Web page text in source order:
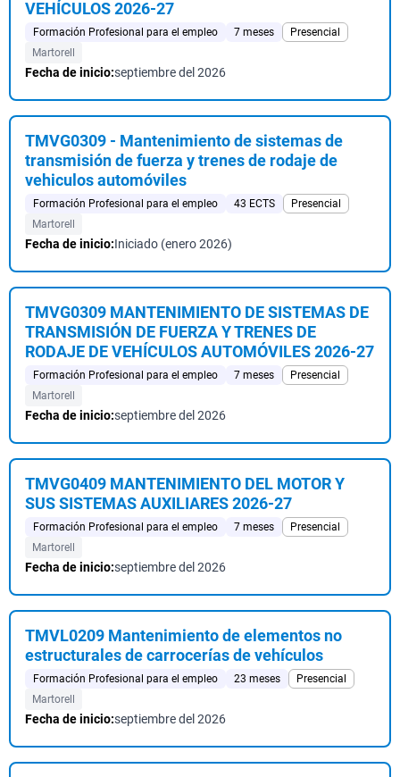
VEHÍCULOS 2026-27
Formación Profesional para el empleo 7 meses
Presencial
Martorell
Fecha de inicio:septiembre del 2026
TMVG0309 - Mantenimiento de sistemas de
transmisión de fuerza y trenes de rodaje de
vehiculos automóviles
Formación Profesional para el empleo 43 ECTS
Presencial
Martorell
Fecha de inicio:Iniciado (enero 2026)
TMVG0309 MANTENIMIENTO DE SISTEMAS DE
TRANSMISIÓN DE FUERZA Y TRENES DE
RODAJE DE VEHÍCULOS AUTOMÓVILES 2026-27
Formación Profesional para el empleo 7 meses
Presencial
Martorell
Fecha de inicio:septiembre del 2026
TMVG0409 MANTENIMIENTO DEL MOTOR Y
SUS SISTEMAS AUXILIARES 2026-27
Formación Profesional para el empleo 7 meses
Presencial
Martorell
Fecha de inicio:septiembre del 2026
TMVL0209 Mantenimiento de elementos no
estructurales de carrocerías de vehículos
Formación Profesional para el empleo 23 meses
Presencial
Martorell
Fecha de inicio:septiembre del 2026